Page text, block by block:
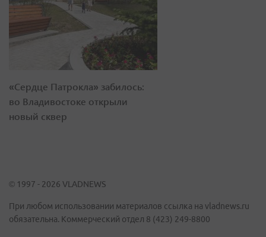
«Сердце Патрокла» забилось:
во Владивостоке открыли
новый сквер
© 1997 - 2026 VLADNEWS
При любом использовании материалов ссылка на vladnews.ru
обязательна. Коммерческий отдел 8 (423) 249-8800